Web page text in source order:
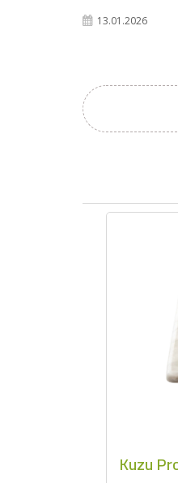
13.01.2026
Kuzu